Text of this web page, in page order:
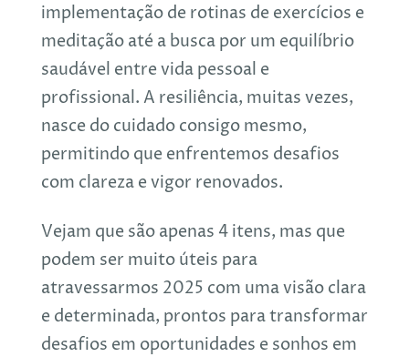
implementação de rotinas de exercícios e
meditação até a busca por um equilíbrio
saudável entre vida pessoal e
profissional. A resiliência, muitas vezes,
nasce do cuidado consigo mesmo,
permitindo que enfrentemos desafios
com clareza e vigor renovados.
Vejam que são apenas 4 itens, mas que
podem ser muito úteis para
atravessarmos 2025 com uma visão clara
e determinada, prontos para transformar
desafios em oportunidades e sonhos em